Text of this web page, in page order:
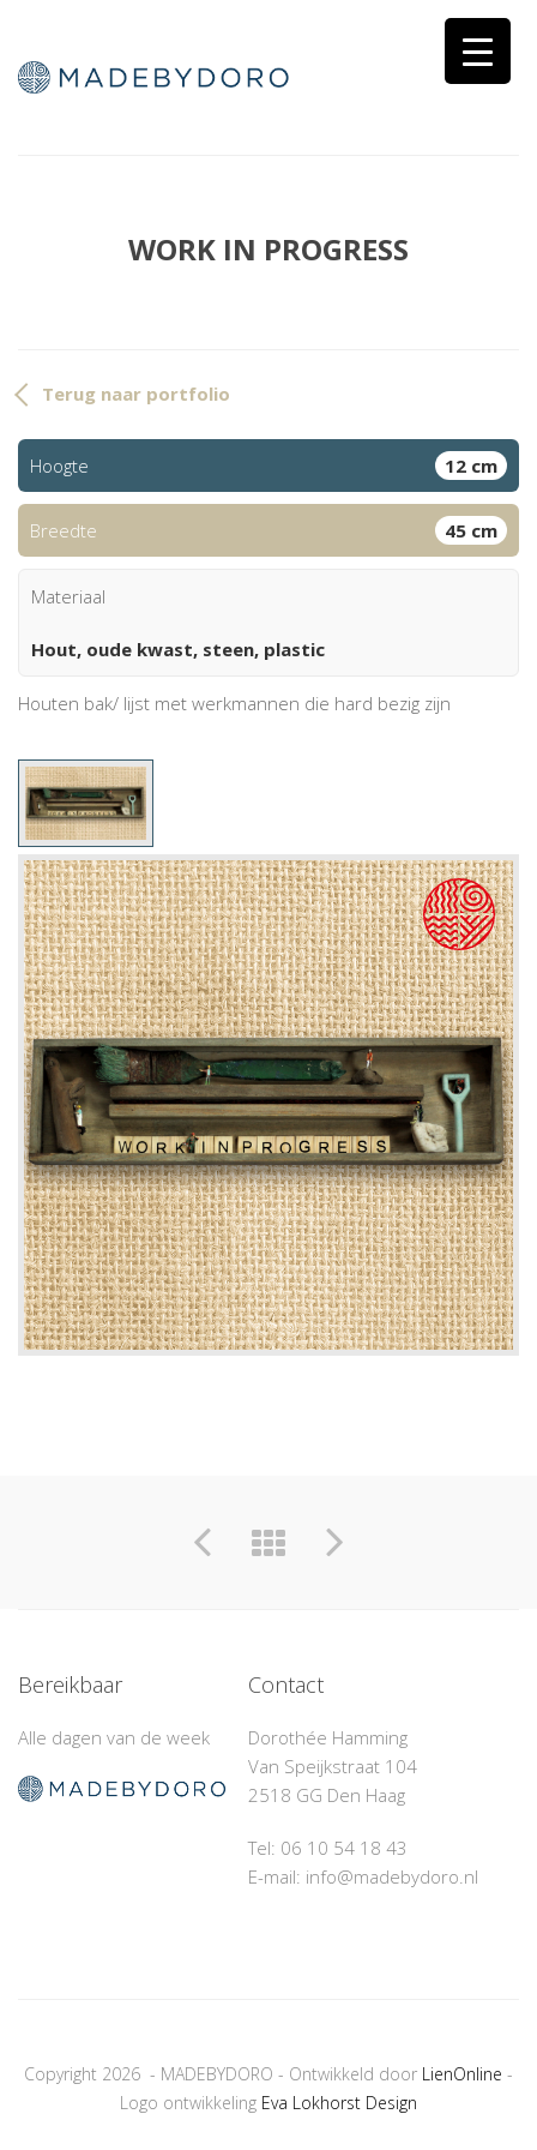
WORK IN PROGRESS
Terug naar portfolio
Hoogte 12 cm
Breedte 45 cm
Materiaal
Hout, oude kwast, steen, plastic
Houten bak/ lijst met werkmannen die hard bezig zijn
Bereikbaar
Alle dagen van de week
Contact
Dorothée Hamming
Van Speijkstraat 104
2518 GG Den Haag
Tel: 06 10 54 18 43‬
E-mail: info@madebydoro.nl
Copyright 2026 - MADEBYDORO - Ontwikkeld door LienOnline -
Logo ontwikkeling Eva Lokhorst Design